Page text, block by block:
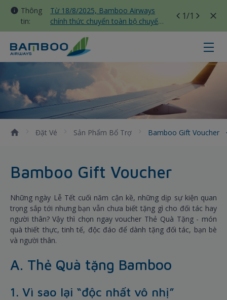
Thông
tin:
Từ 18/8/2025, Bamboo Airways
chính thức chuyển toàn bộ chuyến
bay nội địa sang nhà ga T3 Tân
Sơn Nhất
1/1
Bamboo Gift Voucher - Bamboo
Đặt Vé Sản Phẩm Bổ Trợ Bamboo Gift Voucher
Bamboo Gift Voucher
Những ngày Lễ Tết cuối năm cận kề, những dịp sự kiện quan
trọng sắp tới nhưng bạn vẫn chưa biết tặng gì cho đối tác hay
người thân? Vậy thì chọn ngay voucher Thẻ Quà Tặng - món
quà thiết thực, tinh tế, độc đáo để dành tặng đối tác, bạn bè
và người thân.
A. Thẻ Quà tặng Bamboo
1. Vì sao lại “độc nhất vô nhị”